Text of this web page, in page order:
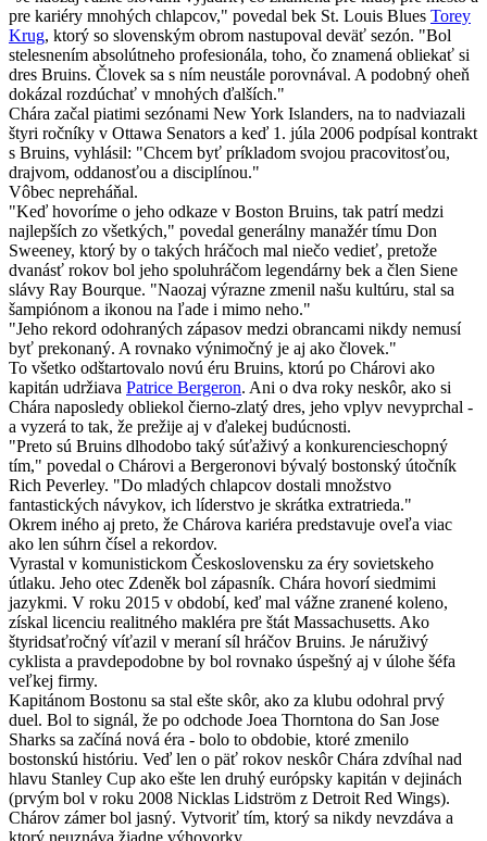
pre kariéry mnohých chlapcov," povedal bek St. Louis Blues Torey
Krug, ktorý so slovenským obrom nastupoval deväť sezón. "Bol
stelesnením absolútneho profesionála, toho, čo znamená obliekať si
dres Bruins. Človek sa s ním neustále porovnával. A podobný oheň
dokázal rozdúchať v mnohých ďalších."
Chára začal piatimi sezónami New York Islanders, na to nadviazali
štyri ročníky v Ottawa Senators a keď 1. júla 2006 podpísal kontrakt
s Bruins, vyhlásil: "Chcem byť príkladom svojou pracovitosťou,
drajvom, oddanosťou a disciplínou."
Vôbec nepreháňal.
"Keď hovoríme o jeho odkaze v Boston Bruins, tak patrí medzi
najlepších zo všetkých," povedal generálny manažér tímu Don
Sweeney, ktorý by o takých hráčoch mal niečo vedieť, pretože
dvanásť rokov bol jeho spoluhráčom legendárny bek a člen Siene
slávy Ray Bourque. "Naozaj výrazne zmenil našu kultúru, stal sa
šampiónom a ikonou na ľade i mimo neho."
"Jeho rekord odohraných zápasov medzi obrancami nikdy nemusí
byť prekonaný. A rovnako výnimočný je aj ako človek."
To všetko odštartovalo novú éru Bruins, ktorú po Chárovi ako
kapitán udržiava Patrice Bergeron. Ani o dva roky neskôr, ako si
Chára naposledy obliekol čierno-zlatý dres, jeho vplyv nevyprchal -
a vyzerá to tak, že prežije aj v ďalekej budúcnosti.
"Preto sú Bruins dlhodobo taký súťaživý a konkurencieschopný
tím," povedal o Chárovi a Bergeronovi bývalý bostonský útočník
Rich Peverley. "Do mladých chlapcov dostali množstvo
fantastických návykov, ich líderstvo je skrátka extratrieda."
Okrem iného aj preto, že Chárova kariéra predstavuje oveľa viac
ako len súhrn čísel a rekordov.
Vyrastal v komunistickom Československu za éry sovietskeho
útlaku. Jeho otec Zdeněk bol zápasník. Chára hovorí siedmimi
jazykmi. V roku 2015 v období, keď mal vážne zranené koleno,
získal licenciu realitného makléra pre štát Massachusetts. Ako
štyridsaťročný víťazil v meraní síl hráčov Bruins. Je náruživý
cyklista a pravdepodobne by bol rovnako úspešný aj v úlohe šéfa
veľkej firmy.
Kapitánom Bostonu sa stal ešte skôr, ako za klubu odohral prvý
duel. Bol to signál, že po odchode Joea Thorntona do San Jose
Sharks sa začíná nová éra - bolo to obdobie, ktoré zmenilo
bostonskú históriu. Veď len o päť rokov neskôr Chára zdvíhal nad
hlavu Stanley Cup ako ešte len druhý európsky kapitán v dejinách
(prvým bol v roku 2008 Nicklas Lidström z Detroit Red Wings).
Chárov zámer bol jasný. Vytvoriť tím, ktorý sa nikdy nevzdáva a
ktorý neuznáva žiadne výhovorky.